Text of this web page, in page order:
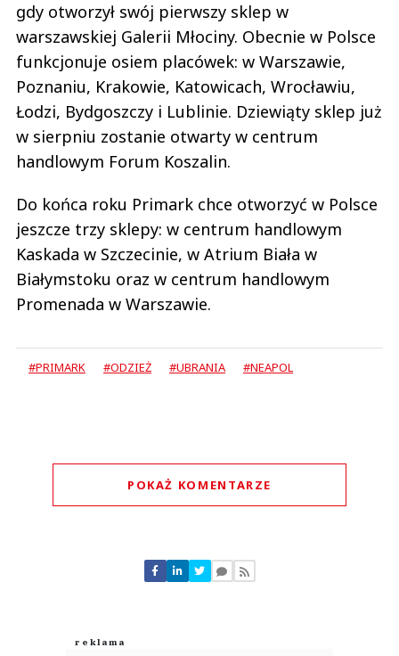
gdy otworzył swój pierwszy sklep w
warszawskiej Galerii Młociny. Obecnie w Polsce
funkcjonuje osiem placówek: w Warszawie,
Poznaniu, Krakowie, Katowicach, Wrocławiu,
Łodzi, Bydgoszczy i Lublinie. Dziewiąty sklep już
w sierpniu zostanie otwarty w centrum
handlowym Forum Koszalin.
Do końca roku Primark chce otworzyć w Polsce
jeszcze trzy sklepy: w centrum handlowym
Kaskada w Szczecinie, w Atrium Biała w
Białymstoku oraz w centrum handlowym
Promenada w Warszawie.
#PRIMARK #ODZIEŻ #UBRANIA #NEAPOL
POKAŻ KOMENTARZE